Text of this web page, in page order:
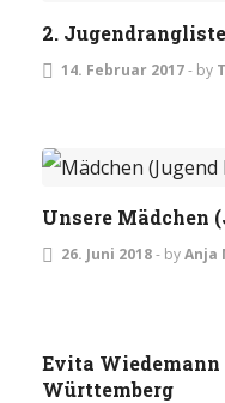
2.
14. Februar 2017- by
Unsere Mädchen
26. Juni 2018- byAnja
Evita Wiedemann
Württemberg